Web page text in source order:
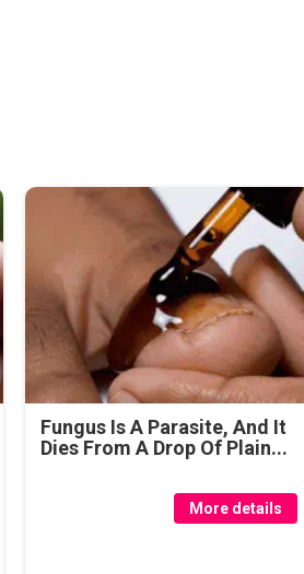
Fungus Is A Parasite, And It
Dies From A Drop Of Plain...
More details